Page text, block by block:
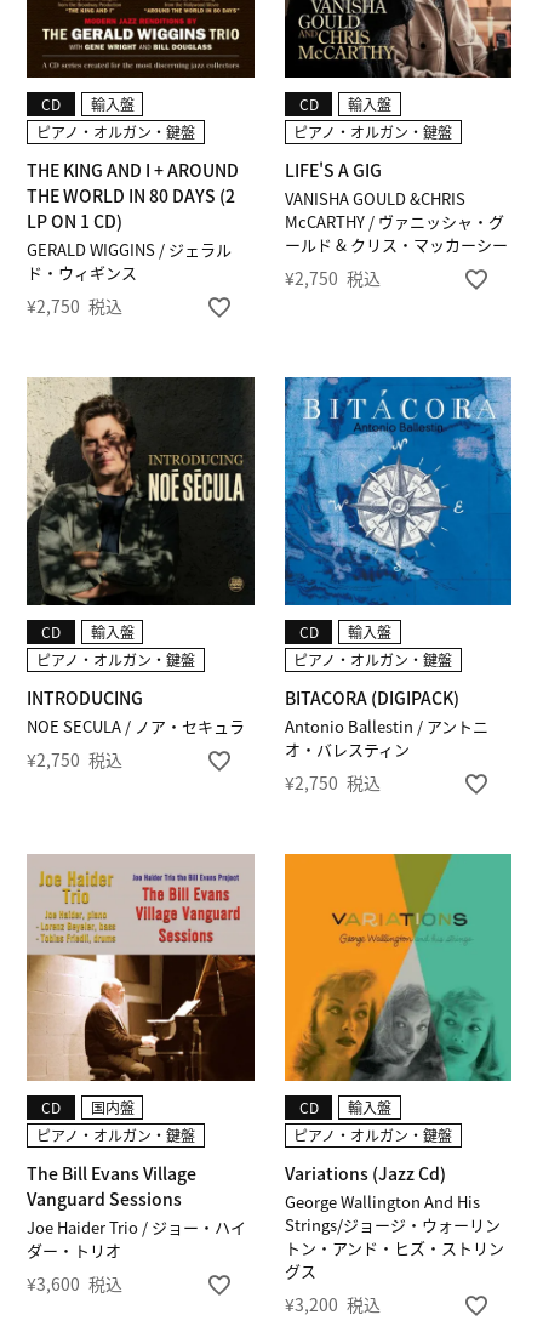
GERALD WIGGINS / ジェラル
ド・ウィギンス
THE KING AND I + AROUND
THE WORLD IN 80 DAYS (2
LP ON 1 CD)
CD
輸入盤
ピアノ・オルガン・鍵盤
¥2,750 税込
VANISHA GOULD &CHRIS
McCARTHY / ヴァニッシャ・グ
ールド & クリス・マッカーシー
LIFE'S A GIG
CD
輸入盤
ピアノ・オルガン・鍵盤
¥2,750 税込
NOE SECULA / ノア・セキュラ
INTRODUCING
CD
輸入盤
ピアノ・オルガン・鍵盤
¥2,750 税込
Antonio Ballestin / アントニ
オ・バレスティン
BITACORA (DIGIPACK)
CD
輸入盤
ピアノ・オルガン・鍵盤
¥2,750 税込
Joe Haider Trio / ジョー・ハイ
ダー・トリオ
The Bill Evans Village
Vanguard Sessions
CD
国内盤
ピアノ・オルガン・鍵盤
¥3,600 税込
George Wallington And His
Strings/ジョージ・ウォーリン
トン・アンド・ヒズ・ストリン
グス
Variations (Jazz Cd)
CD
輸入盤
ピアノ・オルガン・鍵盤
¥3,200 税込